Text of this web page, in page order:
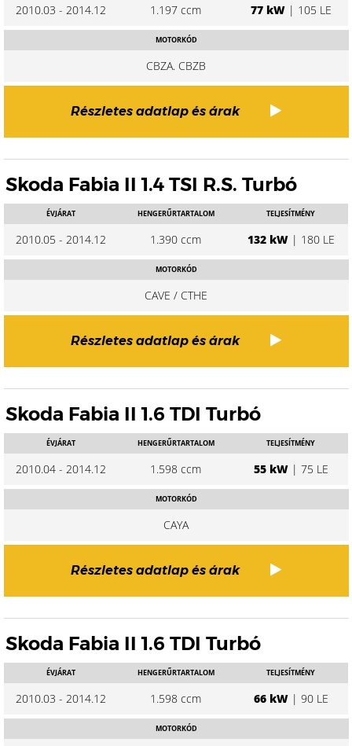
2010.03 - 2014.12 1.197 ccm 77 kW| 105 LE
MOTORKÓD
CBZA. CBZB
Részletes adatlap és árak
Skoda Fabia II 1.4 TSI R.S. Turbó
ÉVJÁRAT
2010.05 - 2014.12
HENGERŰRTARTALOM
1.390 ccm
TELJESÍTMÉNY
132 kW| 180 LE
MOTORKÓD
CAVE / CTHE
Részletes adatlap és árak
Skoda Fabia II 1.6 TDI Turbó
ÉVJÁRAT
2010.04 - 2014.12
HENGERŰRTARTALOM
1.598 ccm
TELJESÍTMÉNY
55 kW| 75 LE
MOTORKÓD
CAYA
Részletes adatlap és árak
Skoda Fabia II 1.6 TDI Turbó
ÉVJÁRAT
2010.03 - 2014.12
HENGERŰRTARTALOM
1.598 ccm
TELJESÍTMÉNY
66 kW| 90 LE
MOTORKÓD